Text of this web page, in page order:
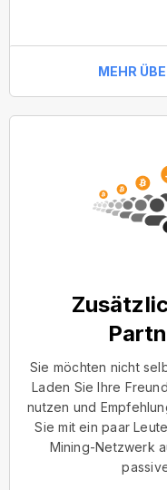
MEHR
Sie möchten nicht
Laden Sie Ihre
nutzen und
Sie mit ein paar
Mining-Netzwerk